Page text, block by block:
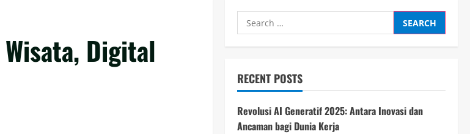
Digital
Search
for:
RECENT POSTS
Revolusi AI Generatif 2025: Antara Inovasi dan
Ancaman bagi Dunia Kerja